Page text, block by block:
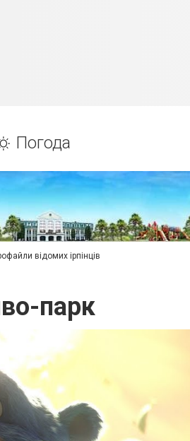
Погода
відомих ірпінців
парк